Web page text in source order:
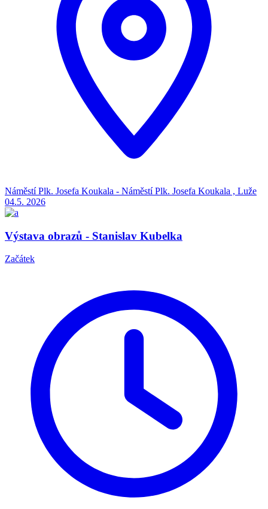
Náměstí Plk. Josefa Koukala - Náměstí Plk. Josefa Koukala , Luže
04.5. 2026
Výstava obrazů - Stanislav Kubelka
Začátek